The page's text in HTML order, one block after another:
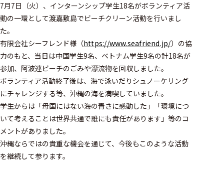
7月7日（火）、インターンシップ学生18名がボランティア活
動の一環として渡嘉敷島でビーチクリーン活動を行いまし
た。
有限会社シーフレンド様（https://www.seafriend.jp/）の協
力のもと、当日は中国学生9名、ベトナム学生9名の計18名が
参加、阿波連ビーチのごみや漂流物を回収しました。
ボランティア活動終了後は、海で泳いだりシュノーケリング
にチャレンジする等、沖縄の海を満喫していました。
学生からは「母国にはない海の青さに感動した」「環境につ
いて考えることは世界共通で誰にも責任があります」等のコ
メントがありました。
沖縄ならではの貴重な機会を通じて、今後もこのような活動
を継続して参ります。